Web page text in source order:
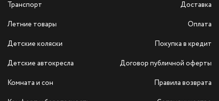
Транспорт
Летние товары
Детские коляски
Детские автокресла
Комната и сон
Доставка
Оплата
Покупка в кредит
Договор публичной оферты
Правила возврата